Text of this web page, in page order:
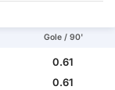
Gole / 90'
0.61
0.61